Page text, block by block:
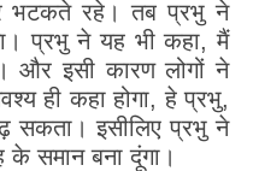
भटकते रहे। तब प्रभु ने
प्रभु ने यह भी कहा, मैं
इसी कारण लोगों ने
ही कहा होगा, हे प्रभु,
सकता। इसीलिए प्रभु ने
के समान बना दूंगा।